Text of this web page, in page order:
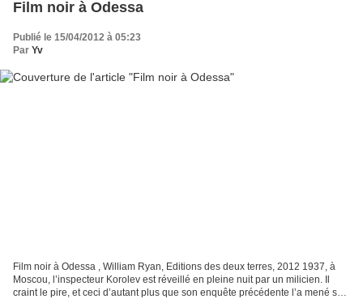
Film noir à Odessa
Publié le 15/04/2012 à 05:23
Par Yv
Film noir à Odessa , William Ryan, Editions des deux terres, 2012 1937, à
Moscou, l’inspecteur Korolev est réveillé en pleine nuit par un milicien. Il
craint le pire, et ceci d’autant plus que son enquête précédente l’a mené sur